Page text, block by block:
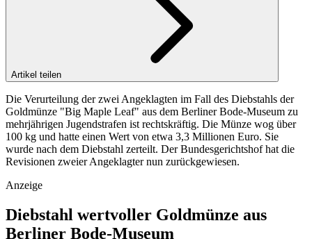
Artikel teilen
Die Verurteilung der zwei Angeklagten im Fall des Diebstahls der
Goldmünze "Big Maple Leaf" aus dem Berliner Bode-Museum zu
mehrjährigen Jugendstrafen ist rechtskräftig. Die Münze wog über
100 kg und hatte einen Wert von etwa 3,3 Millionen Euro. Sie
wurde nach dem Diebstahl zerteilt. Der Bundesgerichtshof hat die
Revisionen zweier Angeklagter nun zurückgewiesen.
Anzeige
Diebstahl wertvoller Goldmünze aus
Berliner Bode-Museum